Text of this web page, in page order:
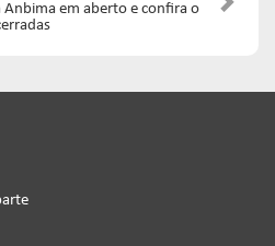
Anbima em aberto e confira o